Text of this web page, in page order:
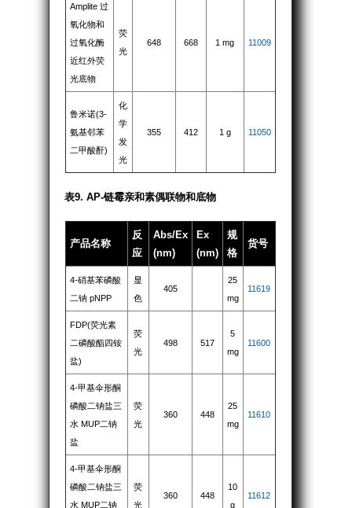
Amplite 过
氧化物和
过氧化酶
近红外荧
光底物
荧
光
648 668 1 mg 11009
鲁米诺(3-
氨基邻苯
二甲酸酐)
化
学
发
光
355 412 1 g 11050
表9. AP-链霉亲和素偶联物和底物
产品名称
反
应
Abs/Ex
(nm)
Ex
(nm)
规
格
货号
4-硝基苯磷酸
二钠 pNPP
显
色
405
25
mg
11619
FDP(荧光素
二磷酸酯四铵
盐)
荧
光
498 517
5
mg
11600
4-甲基伞形酮
磷酸二钠盐三
水 MUP二钠
盐
荧
光
360 448
25
mg
11610
4-甲基伞形酮
磷酸二钠盐三
水 MUP二钠
荧
光
360 448
10
g
11612